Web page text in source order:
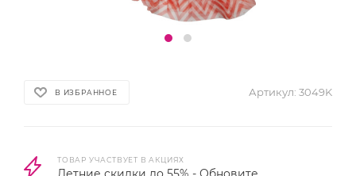
В ИЗБРАННОЕ Артикул: 3049K
ТОВАР УЧАСТВУЕТ В АКЦИЯХ